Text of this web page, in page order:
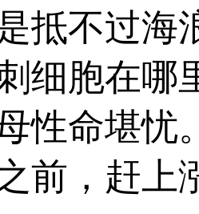
抵不过海
细胞在哪
性命堪忧
前，赶上